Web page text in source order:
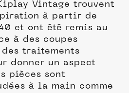
Vintage trouvent
à partir de
et ont été remis au
à des coupes
traitements
donner un aspect
pièces sont
à la main comme